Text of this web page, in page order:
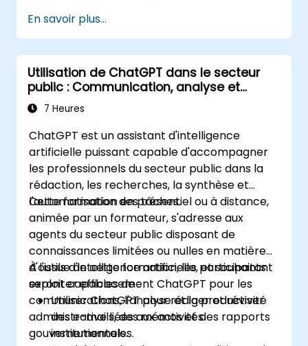
En savoir plus...
Utilisation de ChatGPT dans le secteur
public : Communication, analyse et
productivité
7 Heures
ChatGPT est un assistant d'intelligence
artificielle puissant capable d'accompagner
les professionnels du secteur public dans la
rédaction, les recherches, la synthèse et
l'automatisation des tâches.
Cette formation en présentiel ou à distance,
animée par un formateur, s'adresse aux
agents du secteur public disposant de
connaissances limitées ou nulles en matière
d'outils d'intelligence artificielle, et souhaitant
exploiter efficacement ChatGPT pour les
communications, l'analyse et la productivité
administrative liées aux activités
gouvernementales.
À l'issue de cette formation, les participants
seront capables de :
Utiliser ChatGPT pour rédiger et réviser
des e-mails, des mémos et des rapports
institutionnels.